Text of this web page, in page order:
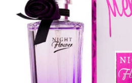
159
[Night
Flower]/Lancome
Midnight